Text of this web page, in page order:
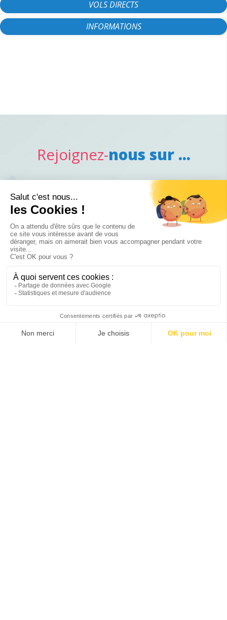
VOLS DIRECTS
INFORMATIONS
Rejoignez-nous sur ...
66000-Perpignan, France
04 68 52 60 70